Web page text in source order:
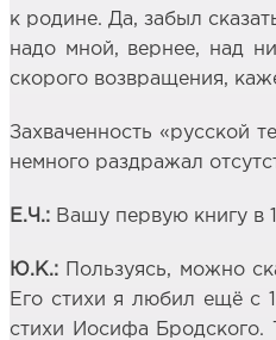
к родине. Да, забыл
надо мной, вернее, над
скорого возвращения,
Захваченность «русской
немного раздражал
Е.Ч.: Вашу первую книгу в
Ю.К.: Пользуясь, можно
Его стихи я любил ещё с
стихи Иосифа Бродского.